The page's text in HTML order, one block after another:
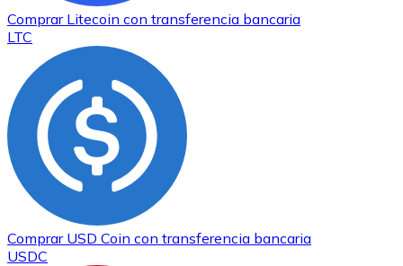
Comprar Litecoin con transferencia bancaria
LTC
Comprar USD Coin con transferencia bancaria
USDC